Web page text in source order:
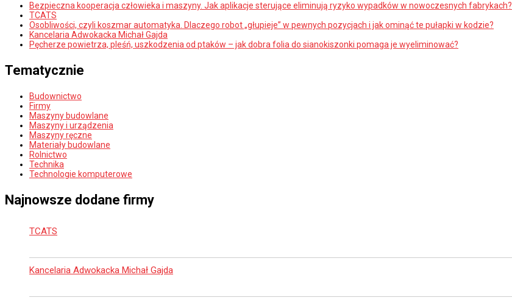
Bezpieczna kooperacja człowieka i maszyny. Jak aplikacje sterujące eliminują ryzyko wypadków w nowoczesnych fabrykach?
TCATS
Osobliwości, czyli koszmar automatyka. Dlaczego robot „głupieje” w pewnych pozycjach i jak ominąć te pułapki w kodzie?
Kancelaria Adwokacka Michał Gajda
Pęcherze powietrza, pleśń, uszkodzenia od ptaków – jak dobra folia do sianokiszonki pomaga je wyeliminować?
Tematycznie
Budownictwo
Firmy
Maszyny budowlane
Maszyny i urządzenia
Maszyny ręczne
Materiały budowlane
Rolnictwo
Technika
Technologie komputerowe
Najnowsze dodane firmy
TCATS
Kancelaria Adwokacka Michał Gajda